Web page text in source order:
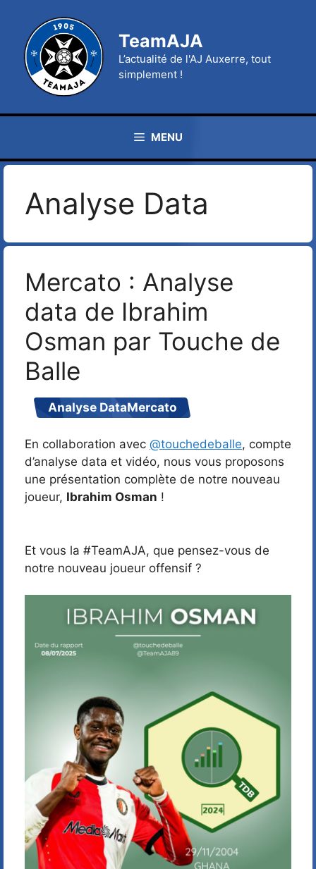
contenu
TeamAJA
L’actualité de l'AJ Auxerre, tout
simplement !
MENU
Analyse Data
Mercato : Analyse
data de Ibrahim
Osman par Touche de
Balle
Analyse DataMercato
En collaboration avec @touchedeballe, compte
d’analyse data et vidéo, nous vous proposons
une présentation complète de notre nouveau
joueur, Ibrahim Osman !
Et vous la #TeamAJA, que pensez-vous de
notre nouveau joueur offensif ?